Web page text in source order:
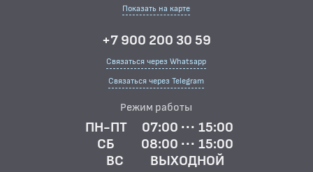
Показать на карте
+7 900 200 30 59
Связаться через Whatsapp
Связаться через Telegram
Режим работы
ПН-ПТ
07:00 ··· 15:00
СБ
08:00 ··· 15:00
ВС
ВЫХОДНОЙ